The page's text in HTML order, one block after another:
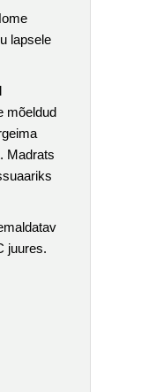
lapsele
mõeldud
Madrats
juures.